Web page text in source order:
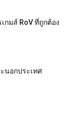
กมส์ RoV ที่ถูกต้อง
นอกประเทศ